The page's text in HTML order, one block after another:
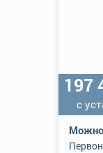
197
с
Можно